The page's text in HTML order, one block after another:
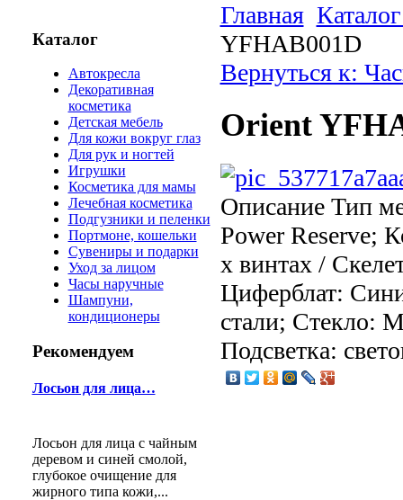
Каталог
Автокресла
Декоративная
косметика
Детская мебель
Для кожи вокруг глаз
Для рук и ногтей
Игрушки
Косметика для мамы
Лечебная косметика
Подгузники и пеленки
Портмоне, кошельки
Сувениры и подарки
Уход за лицом
Часы наручные
Шампуни,
кондиционеры
Рекомендуем
Лосьон для лица…
Лосьон для лица с чайным
деревом и синей смолой,
глубокое очищение для
жирного типа кожи,...
Главная
YFHAB001D
Вернуться к:
Orient
ОписаниеТип
Power Reserve;
х винтах /
Циферблат:
стали; Стекло:
Подсветка: